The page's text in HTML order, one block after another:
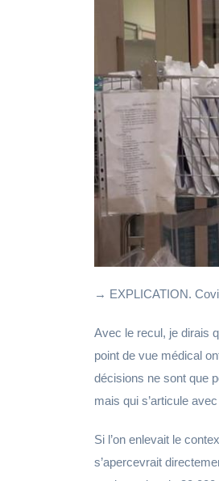
→ EXPLICATION.
Avec le recul, je dirais
point de vue médical
décisions ne sont que
mais qui s’articule
Si l’on enlevait le
s’apercevrait